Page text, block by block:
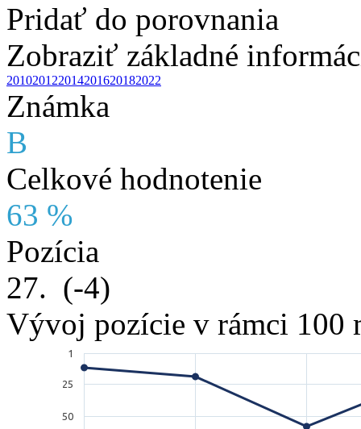
Pridať do porovnania
Zobraziť základné
201020122014201620182022
Známka
B
Celkové hodnotenie
63 %
Pozícia
27. (-4)
Vývoj pozície v rámci 100
1
25
50